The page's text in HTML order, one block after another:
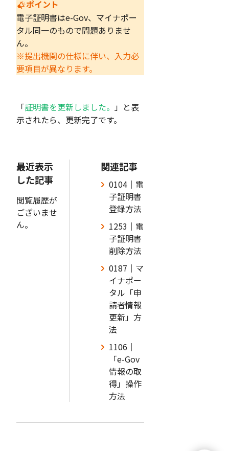
ポイント
電子証明書はe-Gov、マイナポー
タル同一のもので問題ありませ
ん。
※提出機関の仕様に伴い、入力必
要項目が異なります。
「証明書を更新しました。 」と表
示されたら、更新完了です。
最近表示
した記事
閲覧履歴が
ございませ
ん。
関連記事
0104｜電
子証明書
登録方法
1253｜電
子証明書
削除方法
0187｜マ
イナポー
タル「申
請者情報
更新」方
法
1106｜
「e-Gov
情報の取
得」操作
方法